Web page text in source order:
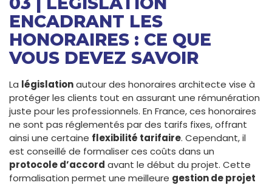
ENCADRANT LES
HONORAIRES : CE QUE
VOUS DEVEZ SAVOIR
La législationautour des honoraires architecte vise à
protéger les clients tout en assurant une rémunération
juste pour les professionnels. En France, ces honoraires
ne sont pas réglementés par des tarifs fixes, offrant
ainsi une certaine flexibilité tarifaire. Cependant, il
est conseillé de formaliser ces coûts dans un
protocole d’accord avant le début du projet. Cette
formalisation permet une meilleure gestion de projet